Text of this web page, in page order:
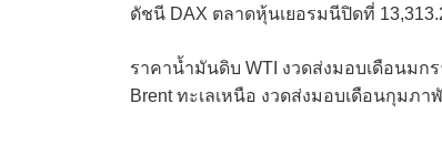
ดัชนี DAX ตลาดหุ้นเยอรมนีปิดที่
ราคาน้ำมันดิบ WTI งวดส่งมอบเดือนมก
Brent ทะเลเหนือ งวดส่งมอบเดือนกุมภ